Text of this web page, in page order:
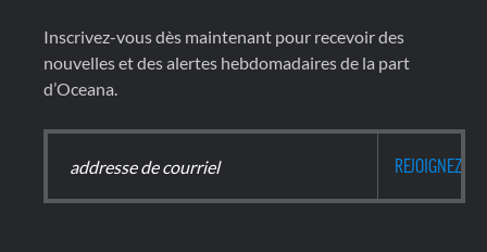
Inscrivez-vous dès maintenant pour recevoir des
nouvelles et des alertes hebdomadaires de la part
d’Oceana.